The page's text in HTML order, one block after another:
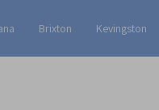
Brixton Kevingston